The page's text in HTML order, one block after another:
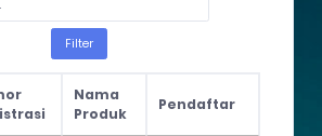
Filter
Nama
Produk
Pendaftar